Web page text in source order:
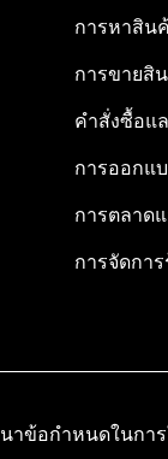
การหาสิน
การขายสิ
คำสั่งซื้อแ
การออกแ
การตลาด
การจัดกา
าข้อกำหนดในกา